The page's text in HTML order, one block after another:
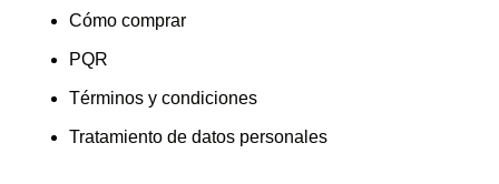
Cómo comprar
PQR
Términos y condiciones
Tratamiento de datos personales